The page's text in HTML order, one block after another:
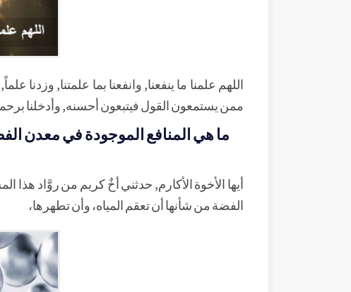
اللهم علمنا ما ينفعنا, وانفعنا بما علمتنا, وزدنا
ممن يستمعون القول فيتبعون أحسنه, وأدخلنا
ما هي المنافع الموجودة في معدن
أيها الأخوة الأكارم, حدثني أخٌ كريم من روَّاد هذا
الفضة من شأنها أن تعقم المياه، وأن تطهرها،